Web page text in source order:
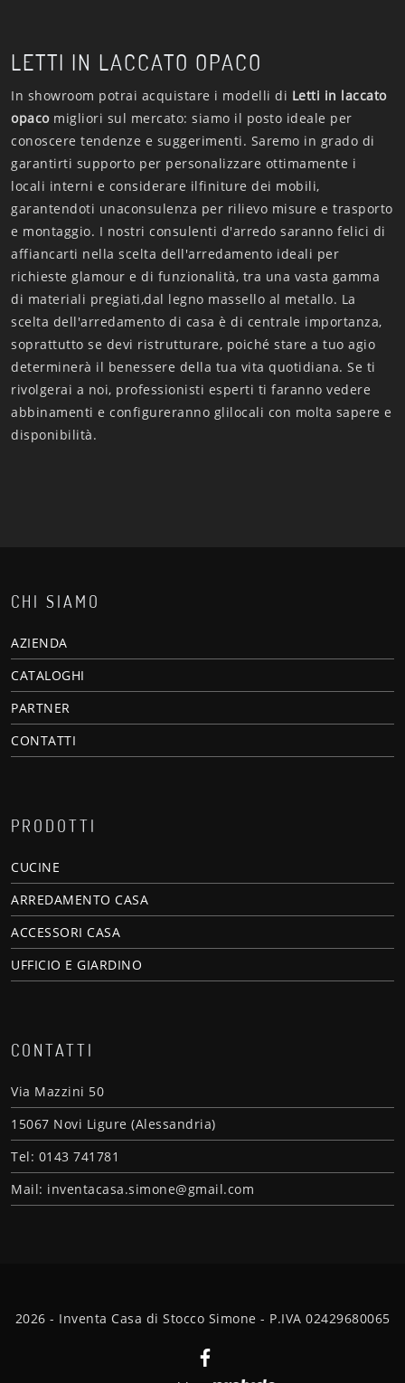
LETTI IN LACCATO OPACO
In showroom potrai acquistare i modelli di Letti in laccato
opacomigliori sul mercato: siamo il posto ideale per
conoscere tendenze e suggerimenti. Saremo in grado di
garantirti supporto per personalizzare ottimamente i
locali interni e considerare ilfiniture dei mobili,
garantendoti unaconsulenza per rilievo misure e trasporto
e montaggio. I nostri consulenti d'arredo saranno felici di
affiancarti nella scelta dell'arredamento ideali per
richieste glamour e di funzionalità, tra una vasta gamma
di materiali pregiati,dal legno massello al metallo. La
scelta dell'arredamento di casa è di centrale importanza,
soprattutto se devi ristrutturare, poiché stare a tuo agio
determinerà il benessere della tua vita quotidiana. Se ti
rivolgerai a noi, professionisti esperti ti faranno vedere
abbinamenti e configureranno glilocali con molta sapere e
disponibilità.
CHI SIAMO
AZIENDA
CATALOGHI
PARTNER
CONTATTI
PRODOTTI
CUCINE
ARREDAMENTO CASA
ACCESSORI CASA
UFFICIO E GIARDINO
CONTATTI
Via Mazzini 50
15067 Novi Ligure (Alessandria)
Tel: 0143 741781
Mail: inventacasa.simone@gmail.com
2026 - Inventa Casa di Stocco Simone - P.IVA 02429680065